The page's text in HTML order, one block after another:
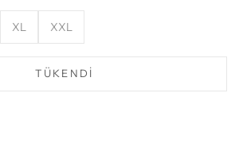
XL XXL
TÜKENDI